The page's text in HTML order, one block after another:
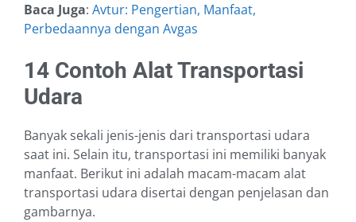
Baca Juga: Avtur: Pengertian, Manfaat,
Perbedaannya dengan Avgas
14 Contoh Alat Transportasi
Udara
Banyak sekali jenis-jenis dari transportasi udara
saat ini. Selain itu, transportasi ini memiliki banyak
manfaat. Berikut ini adalah macam-macam alat
transportasi udara disertai dengan penjelasan dan
gambarnya.